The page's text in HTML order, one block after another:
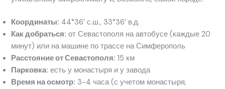
Координаты: 44°36′ с.ш., 33°36′ в.д.
Как добраться: от Севастополя на автобусе (каждые 20
минут) или на машине по трассе на Симферополь
Расстояние от Севастополя: 15 км
Парковка: есть у монастыря и у завода
Время на осмотр: 3-4 часа (с учетом монастыря,